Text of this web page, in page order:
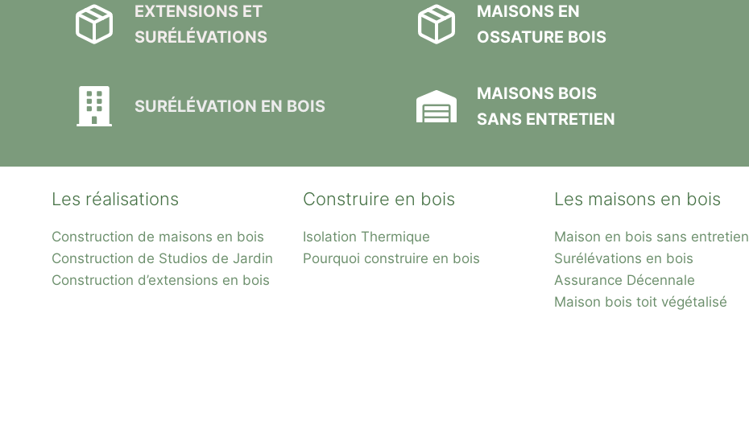
EXTENSIONS ET
SURÉLÉVATIONS
SURÉLÉVATION EN BOIS
MAISONS EN
OSSATURE BOIS
MAISONS BOIS
SANS ENTRETIEN
Les réalisations
Construction de maisons en bois
Construction de Studios de Jardin
Construction d’extensions en bois
Construire en bois
Isolation Thermique
Pourquoi construire en bois
Les maisons en bois
Maison en bois sans entretien
Surélévations en bois
Assurance Décennale
Maison bois toit végétalisé